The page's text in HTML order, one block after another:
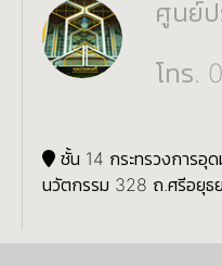
ศูนย์ป
โทร.
ชั้น 14 กระทรวงการอุด
นวัตกรรม 328 ถ.ศรีอยุธ